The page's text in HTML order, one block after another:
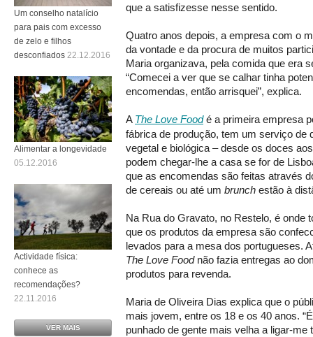
que a satisfizesse nesse sentido.
Quatro anos depois, a empresa com o
da vontade e da procura de muitos
Maria organizava, pela comida que era
“Comecei a ver que se calhar tinha
encomendas, então arrisquei”, explica.
A The Love Foodé a primeira empresa
fábrica de produção, tem um serviço de
vegetal e biológica – desde os doces
podem chegar-lhe a casa se for de
que as encomendas são feitas através
de cereais ou até um brunch estão à
Na Rua do Gravato, no Restelo, é onde
que os produtos da empresa são
levados para a mesa dos portugueses.
The Love Food não fazia entregas ao
produtos para revenda.
Maria de Oliveira Dias explica que o
mais jovem, entre os 18 e os 40 anos.
punhado de gente mais velha a ligar-me
Um conselho natalício
para pais com excesso
de zelo e filhos
desconfiados 22.12.2016
Alimentar a longevidade
05.12.2016
Actividade física:
conhece as
recomendações?
22.11.2016
VER MAIS